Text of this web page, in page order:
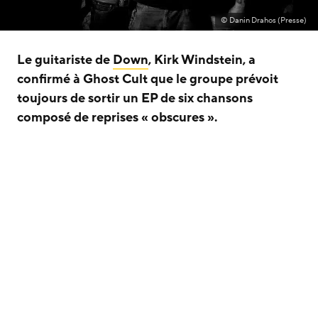
© Danin Drahos (Presse)
Le guitariste de Down, Kirk Windstein, a
confirmé à Ghost Cult que le groupe prévoit
toujours de sortir un EP de six chansons
composé de reprises « obscures ».